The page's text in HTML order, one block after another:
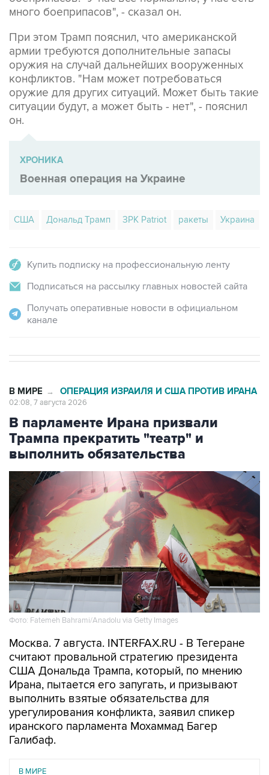
много боеприпасов", - сказал он.
При этом Трамп пояснил, что американской
армии требуются дополнительные запасы
оружия на случай дальнейших вооруженных
конфликтов. "Нам может потребоваться
оружие для других ситуаций. Может быть такие
ситуации будут, а может быть - нет", - пояснил
он.
ХРОНИКА
Военная операция на Украине
США Дональд Трамп ЗРК Patriot ракеты Украина
Купить подписку на профессиональную ленту
Подписаться на рассылку главных новостей сайта
Получать оперативные новости в официальном
канале
В МИРЕ → ОПЕРАЦИЯ ИЗРАИЛЯ И США ПРОТИВ ИРАНА
02:08, 7 августа 2026
В парламенте Ирана призвали
Трампа прекратить "театр" и
выполнить обязательства
Фото: Fatemeh Bahrami/Anadolu via Getty Images
Москва. 7 августа. INTERFAX.RU - В Тегеране
считают провальной стратегию президента
США Дональда Трампа, который, по мнению
Ирана, пытается его запугать, и призывают
выполнить взятые обязательства для
урегулирования конфликта, заявил спикер
иранского парламента Мохаммад Багер
Галибаф.
В МИРЕ